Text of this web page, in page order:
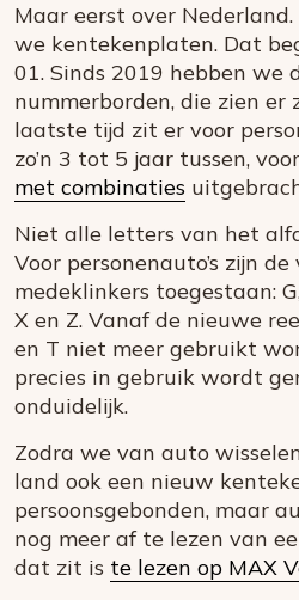
Maar eerst over
we kentekenplaten. Dat
01. Sinds 2019 hebben we
nummerborden, die zien er
laatste tijd zit er voor
zo’n 3 tot 5 jaar tussen,
met combinaties
Niet alle letters van het
Voor personenauto’s zijn
medeklinkers toegestaan: G,
X en Z. Vanaf de nieuwe
en T niet meer gebruikt
precies in gebruik wordt
onduidelijk.
Zodra we van auto
land ook een nieuw
persoonsgebonden, maar
nog meer af te lezen van
dat zit is te lezen op MAX